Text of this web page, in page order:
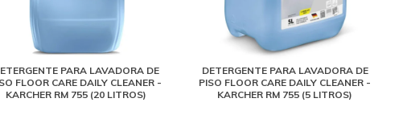
PARA LAVADORA DE
FLOOR CARE DAILY CLEANER -
KARCHER RM 755 (20 LITROS)
DETERGENTE PARA LAVADORA DE
PISO FLOOR CARE DAILY CLEANER -
KARCHER RM 755 (5 LITROS)